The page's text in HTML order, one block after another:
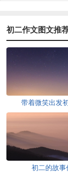
初二作文图文推
带着微笑出发
初二的故事